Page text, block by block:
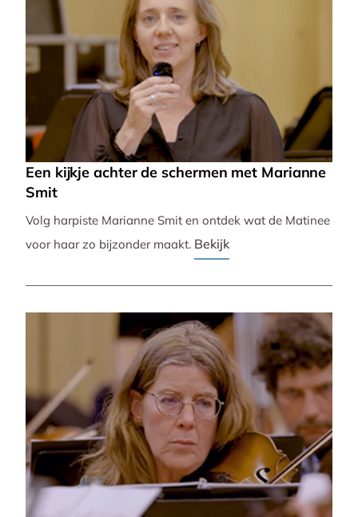
Een kijkje achter de schermen met Marianne
Smit
Volg harpiste Marianne Smit en ontdek wat de Matinee
voor haar zo bijzonder maakt. Bekijk